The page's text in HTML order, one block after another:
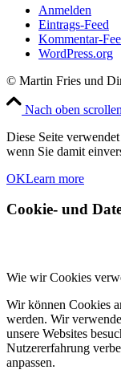
Anmelden
Eintrags-Feed
Kommentar-
WordPress.org
© Martin Fries und
Nach oben scrollen
Diese Seite
wenn Sie damit
OKLearn more
Cookie- und
Wie wir Cookies
Wir können Cookies
werden. Wir
unsere Websites
Nutzererfahrung
anpassen.